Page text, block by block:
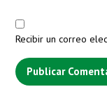
Recibir un correo